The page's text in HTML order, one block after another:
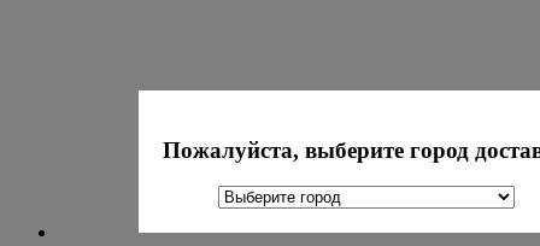
Пожалуйста, выберите город